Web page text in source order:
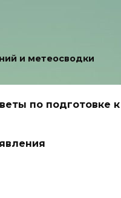
и метеосводки
по подготовке